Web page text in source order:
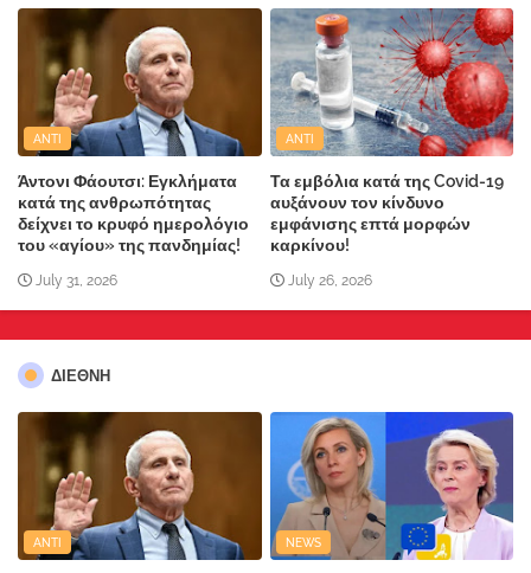
ANTI
Άντονι Φάουτσι: Εγκλήματα
κατά της ανθρωπότητας
δείχνει το κρυφό ημερολόγιο
του «αγίου» της πανδημίας!
July 31, 2026
ANTI
Τα εμβόλια κατά της Covid-19
αυξάνουν τον κίνδυνο
εμφάνισης επτά μορφών
καρκίνου!
July 26, 2026
ΔΙΕΘΝΗ
ANTI NEWS